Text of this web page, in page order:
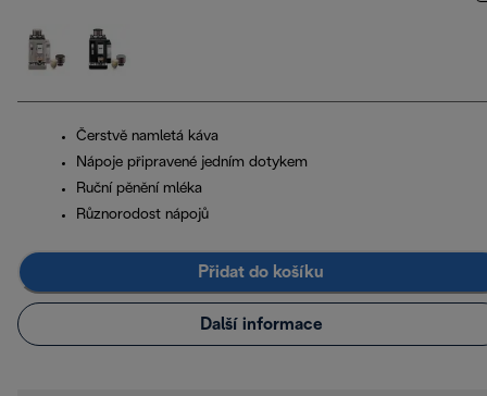
Čerstvě namletá káva
Nápoje připravené jedním dotykem
Ruční pěnění mléka
Různorodost nápojů
Přidat do košíku
Další informace